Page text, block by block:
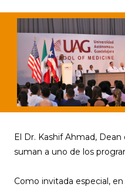
El Dr. Kashif Ahmad,
suman a uno de los
Como invitada especial,